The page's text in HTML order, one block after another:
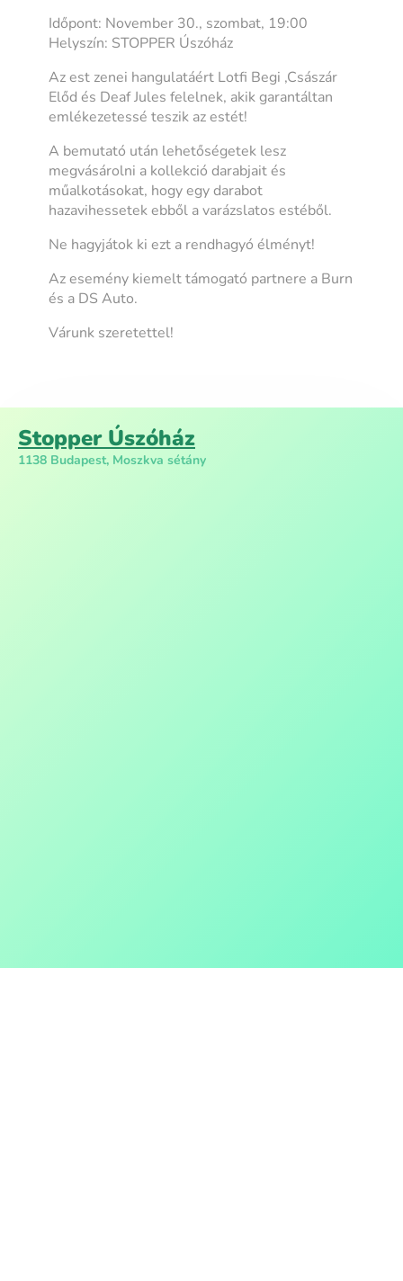
Időpont: November 30., szombat, 19:00
Helyszín: STOPPER Úszóház
Az est zenei hangulatáért Lotfi Begi ,Császár
Előd és Deaf Jules felelnek, akik garantáltan
emlékezetessé teszik az estét!
A bemutató után lehetőségetek lesz
megvásárolni a kollekció darabjait és
műalkotásokat, hogy egy darabot
hazavihessetek ebből a varázslatos estéből.
Ne hagyjátok ki ezt a rendhagyó élményt!
Az esemény kiemelt támogató partnere a Burn
és a DS Auto.
Várunk szeretettel!
Stopper Úszóház
1138 Budapest, Moszkva sétány